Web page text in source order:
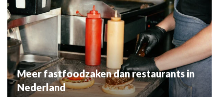
Meer fastfoodzaken dan restaurants in
Nederland